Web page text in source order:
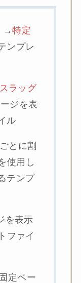
→特定
ンプレ
スラッグ
ジを表
ル
とに割
使用し
テンプ
を表示
ファイ
定ペー